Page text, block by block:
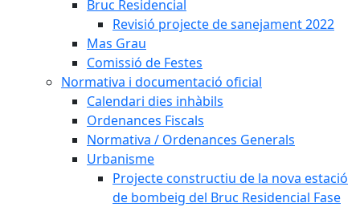
Bruc Residencial
Revisió projecte de sanejament 2022
Mas Grau
Comissió de Festes
Normativa i documentació oficial
Calendari dies inhàbils
Ordenances Fiscals
Normativa / Ordenances Generals
Urbanisme
Projecte constructiu de la nova estació
de bombeig del Bruc Residencial Fase